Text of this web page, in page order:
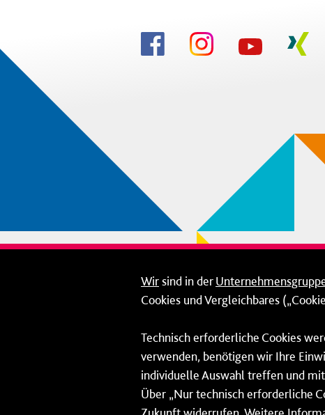
Wirsind in der
Cookies und Vergleichbares
Technisch erforderliche Cookies
verwenden, benötigen wir Ihre
individuelle Auswahl treffen und
Über „Nur technisch erforderliche